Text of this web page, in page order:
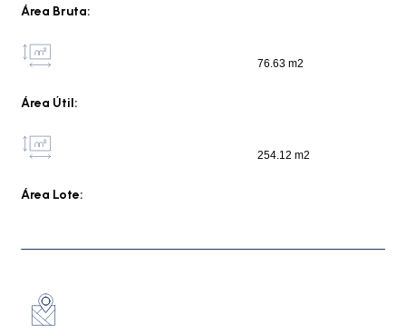
Área Bruta:
Área Útil:
76.63 m2
Área Lote:
254.12 m2